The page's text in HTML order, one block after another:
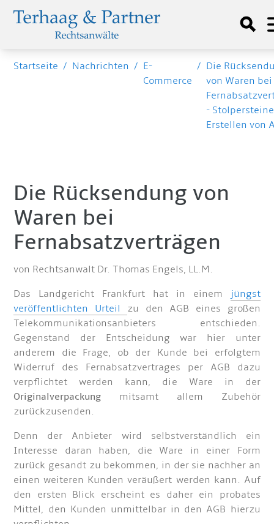
Startseite / Nachrichten / E-
Commerce
/ Die
von Waren bei
-
Erstellen von
Die Rücksendung von
Waren bei
Fernabsatzverträgen
von Rechtsanwalt Dr. Thomas Engels, LL.M.
Das Landgericht Frankfurt hat in einem
jüngst
veröffentlichten Urteil zu den AGB eines großen
Telekommunikationsanbieters entschieden.
Gegenstand der Entscheidung war hier unter
anderem die Frage, ob der Kunde bei erfolgtem
Widerruf des Fernabsatzvertrages per AGB dazu
verpflichtet werden kann, die Ware in der
Originalverpackung mitsamt allem Zubehör
zurückzusenden.
Denn der Anbieter wird selbstverständlich ein
Interesse daran haben, die Ware in einer Form
zurück gesandt zu bekommen, in der sie nachher an
einen weiteren Kunden veräußert werden kann. Auf
den ersten Blick erscheint es daher ein probates
Mittel, den Kunden unmittelbar in den AGB hierzu